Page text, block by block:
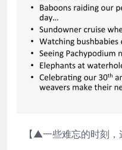
【▲一些难忘的时刻